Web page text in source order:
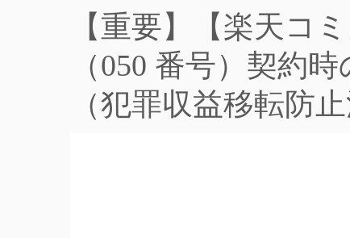
【重要】【楽天コ
（050 番号）契約
（犯罪収益移転防止